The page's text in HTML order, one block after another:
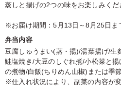
蒸しと揚げの2つの味をお楽しみくだ
※お届け期間：5月13日～8月25日ま
弁当内容
豆腐しゅうまい(蒸・揚)/湯葉揚げ/生
鮭塩焼き/大豆のしぐれ煮/小松菜と
の煮物/白飯(ちりめん山椒)または季
※仕入れ状況により、副菜の内容が